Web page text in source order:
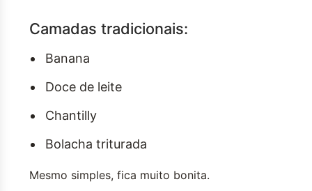
Camadas tradicionais:
Banana
Doce de leite
Chantilly
Bolacha triturada
Mesmo simples, fica muito bonita.